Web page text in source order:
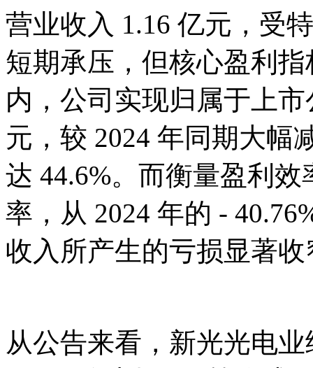
营业收入 1.16 亿元，受
短期承压，但核心盈利
内，公司实现归属于上
元，较 2024 年同期大幅
达 44.6%。而衡量盈利
率，从 2024 年的 -
收入所产生的亏损显著
从公告来看，新光光电